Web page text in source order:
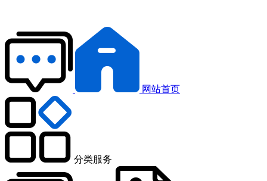
网站首页
分类服务